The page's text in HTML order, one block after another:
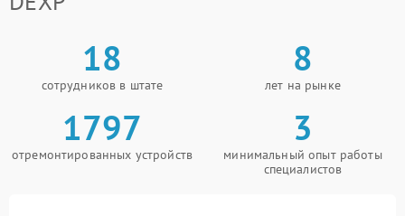
18
сотрудников в штате
8
лет на рынке
1797
отремонтированных устройств
3
минимальный опыт работы
специалистов